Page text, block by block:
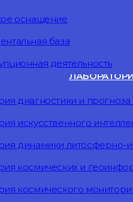
оснащение
база
деятельность
диагностики и
искусственного
динамики литосферно-
космических и
космического